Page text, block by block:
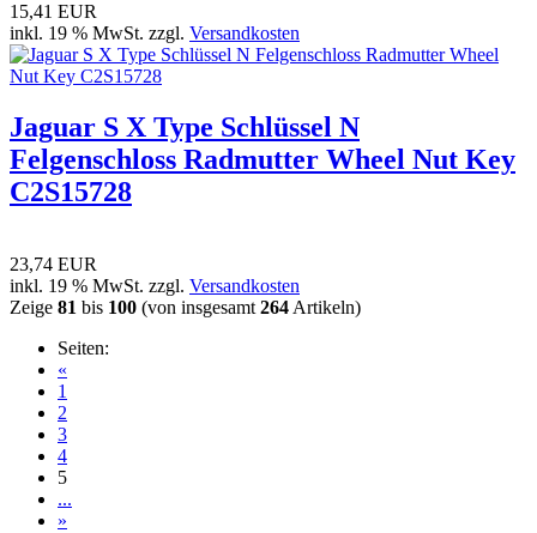
15,41 EUR
inkl. 19 % MwSt. zzgl. Versandkosten
Jaguar S X Type Schlüssel N
Felgenschloss Radmutter Wheel Nut Key
C2S15728
23,74 EUR
inkl. 19 % MwSt. zzgl. Versandkosten
Zeige 81 bis 100 (von insgesamt 264 Artikeln)
Seiten:
«
1
2
3
4
5
...
»